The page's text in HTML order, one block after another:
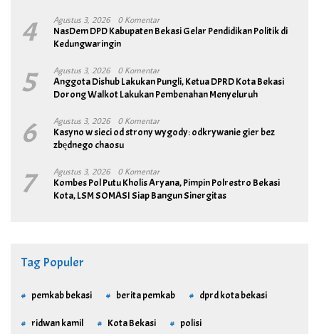
4 Agustus 3, 2026 0 Komentar
NasDem DPD Kabupaten Bekasi Gelar Pendidikan Politik di
Kedungwaringin
5 Agustus 3, 2026 0 Komentar
Anggota Dishub Lakukan Pungli, Ketua DPRD Kota Bekasi
Dorong Walkot Lakukan Pembenahan Menyeluruh
6 Agustus 3, 2026 0 Komentar
Kasyno w sieci od strony wygody: odkrywanie gier bez
zbędnego chaosu
7 Agustus 3, 2026 0 Komentar
Kombes Pol Putu Kholis Aryana, Pimpin Polrestro Bekasi
Kota, LSM SOMASI Siap Bangun Sinergitas
Tag Populer
pemkab bekasi berita pemkab dprd kota bekasi
ridwan kamil Kota Bekasi polisi